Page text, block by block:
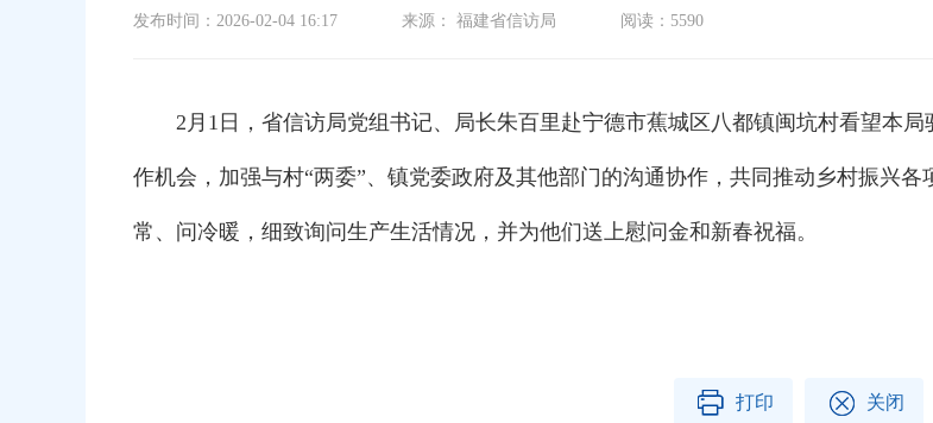
发布时间：2026-02-04 16:17 来源： 福建省信访局 阅读： 5590
2月1日，省信访局党组书记、局长朱百里赴宁德市蕉城区八都镇闽坑村看望本局
作机会，加强与村“两委”、镇党委政府及其他部门的沟通协作，共同推动乡村振兴
常、问冷暖，细致询问生产生活情况，并为他们送上慰问金和新春祝福。
打印 关闭